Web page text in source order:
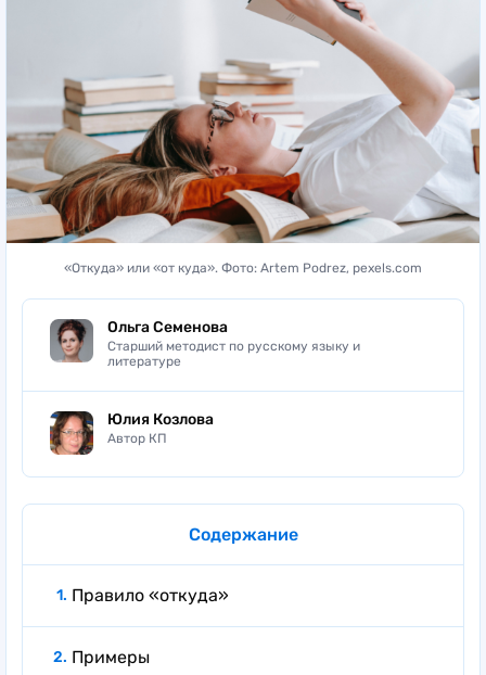
«Откуда» или «от куда». Фото: Artem Podrez, pexels.com
Ольга Семенова
Старший методист по русскому языку и
литературе
Юлия Козлова
Автор КП
Содержание
Правило «откуда»
Примеры